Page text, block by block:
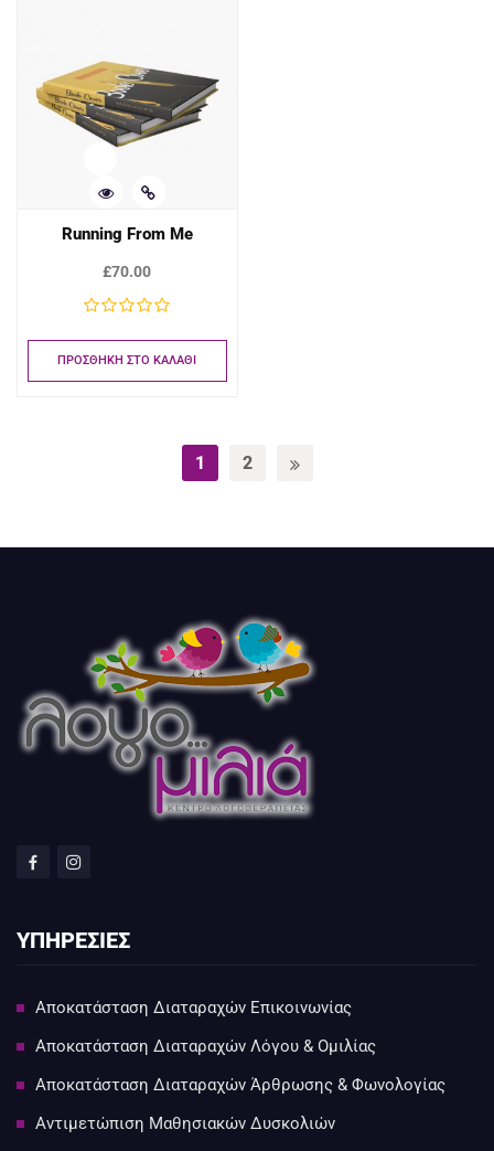
Running From Me
£70.00
ΠΡΟΣΘΉΚΗ ΣΤΟ ΚΑΛΆΘΙ
1 2
ΥΠΗΡΕΣΙΕΣ
Αποκατάσταση Διαταραχών Επικοινωνίας
Αποκατάσταση Διαταραχών Λόγου & Ομιλίας
Αποκατάσταση Διαταραχών Άρθρωσης & Φωνολογίας
Αντιμετώπιση Μαθησιακών Δυσκολιών